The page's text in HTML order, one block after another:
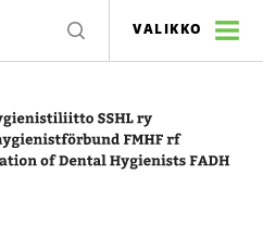
HAE VALIKKO